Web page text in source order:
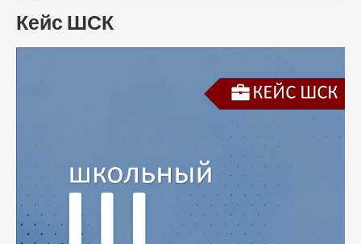
Кейс ШСК